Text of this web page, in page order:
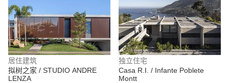
居住建筑
拟树之家 / STUDIO ANDRE
LENZA
独立住宅
Casa R.I. / Infante Poblete
Montt